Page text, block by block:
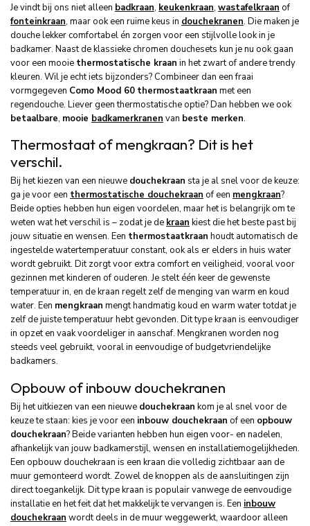
Je vindt bij ons niet alleen badkraan, keukenkraan, wastafelkraan of
fonteinkraan, maar ook een ruime keus in douchekranen. Die maken je
douche lekker comfortabel én zorgen voor een stijlvolle look in je
badkamer. Naast de klassieke chromen douchesets kun je nu ook gaan
voor een mooie thermostatische kraan in het zwart of andere trendy
kleuren. Wil je echt iets bijzonders? Combineer dan een fraai
vormgegeven Como Mood 60 thermostaatkraan met een
regendouche. Liever geen thermostatische optie? Dan hebben we ook
betaalbare, mooie badkamerkranen van beste merken.
Thermostaat of mengkraan? Dit is het
verschil.
Bij het kiezen van een nieuwe douchekraan sta je al snel voor de keuze:
ga je voor een thermostatische douchekraan of een mengkraan?
Beide opties hebben hun eigen voordelen, maar het is belangrijk om te
weten wat het verschil is – zodat je de kraan kiest die het beste past bij
jouw situatie en wensen. Een thermostaatkraan houdt automatisch de
ingestelde watertemperatuur constant, ook als er elders in huis water
wordt gebruikt. Dit zorgt voor extra comfort en veiligheid, vooral voor
gezinnen met kinderen of ouderen. Je stelt één keer de gewenste
temperatuur in, en de kraan regelt zelf de menging van warm en koud
water. Een mengkraan mengt handmatig koud en warm water totdat je
zelf de juiste temperatuur hebt gevonden. Dit type kraan is eenvoudiger
in opzet en vaak voordeliger in aanschaf. Mengkranen worden nog
steeds veel gebruikt, vooral in eenvoudige of budgetvriendelijke
badkamers.
Opbouw of inbouw douchekranen
Bij het uitkiezen van een nieuwe douchekraan kom je al snel voor de
keuze te staan: kies je voor een inbouw douchekraan of een opbouw
douchekraan? Beide varianten hebben hun eigen voor- en nadelen,
afhankelijk van jouw badkamerstijl, wensen en installatie­mogelijkheden.
Een opbouw douchekraan is een kraan die volledig zichtbaar aan de
muur gemonteerd wordt. Zowel de knoppen als de aansluitingen zijn
direct toegankelijk. Dit type kraan is populair vanwege de eenvoudige
installatie en het feit dat het makkelijk te vervangen is. Een inbouw
douchekraan wordt deels in de muur weggewerkt, waardoor alleen